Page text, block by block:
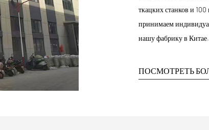
ткацких станков и
принимаем
нашу фабрику в Китае.
ПОСМОТРЕТЬ